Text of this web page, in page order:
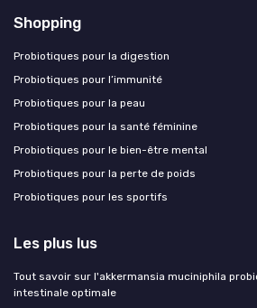
Shopping
Probiotiques pour la digestion
Probiotiques pour l’immunité
Probiotiques pour la peau
Probiotiques pour la santé féminine
Probiotiques pour le bien-être mental
Probiotiques pour la perte de poids
Probiotiques pour les sportifs
Les plus lus
Tout savoir sur l'akkermansia muciniphila
intestinale optimale